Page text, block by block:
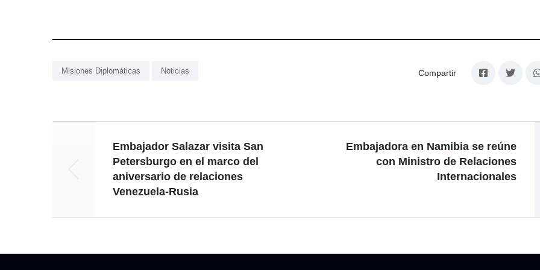
Misiones Diplomáticas Noticias Compartir
Embajador Salazar visita San
Petersburgo en el marco del
aniversario de relaciones
Venezuela-Rusia
Embajadora en Namibia se reúne
con Ministro de Relaciones
Internacionales